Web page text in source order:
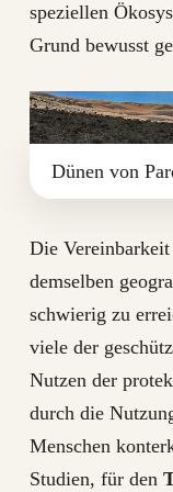
speziellen
Grund bewusst
Dünen von
Die
demselben
schwierig zu
viele der
Nutzen der
durch die
Menschen
Studien, für den